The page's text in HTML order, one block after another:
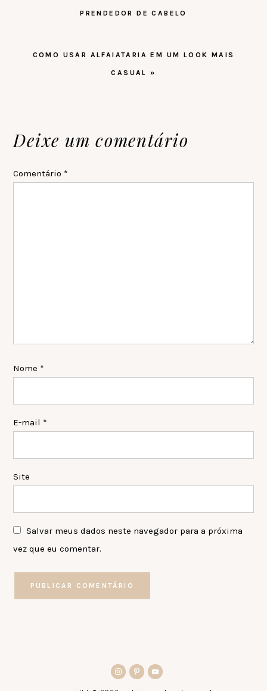
PRENDEDOR DE CABELO
PRÓXIMO
COMO USAR ALFAIATARIA EM UM LOOK MAIS
CASUAL »
Reader
Interactions
Deixe um comentário
Comentário *
Nome *
E-mail *
Site
Salvar meus dados neste navegador para a próxima
vez que eu comentar.